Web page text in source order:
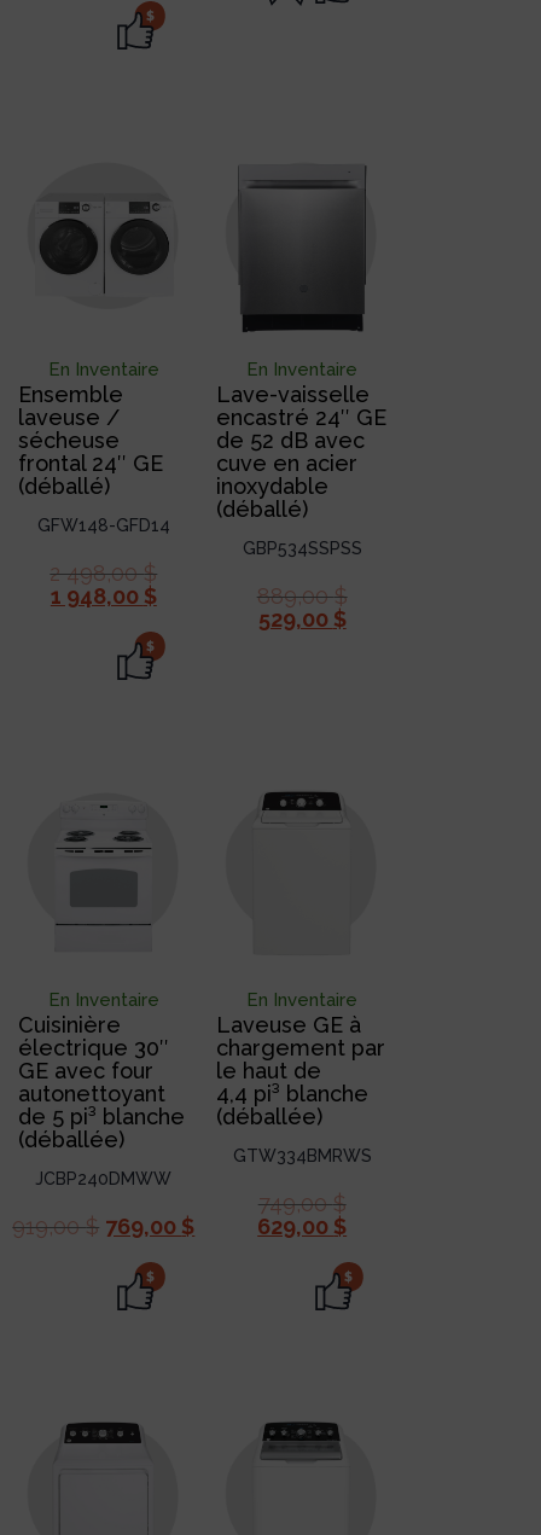
$
En Inventaire
Ensemble
laveuse /
sécheuse
frontal 24″ GE
(déballé)
GFW148-GFD14
2 498,00$
1 948,00 $
$
En Inventaire
Lave-vaisselle
encastré 24″ GE
de 52 dB avec
cuve en acier
inoxydable
(déballé)
GBP534SSPSS
889,00$
529,00 $
En Inventaire
Cuisinière
électrique 30″
GE avec four
autonettoyant
de 5 pi³ blanche
(déballée)
JCBP240DMWW
919,00$ 769,00 $
$
En Inventaire
Laveuse GE à
chargement par
le haut de
4,4 pi³ blanche
(déballée)
GTW334BMRWS
749,00$
629,00 $
$